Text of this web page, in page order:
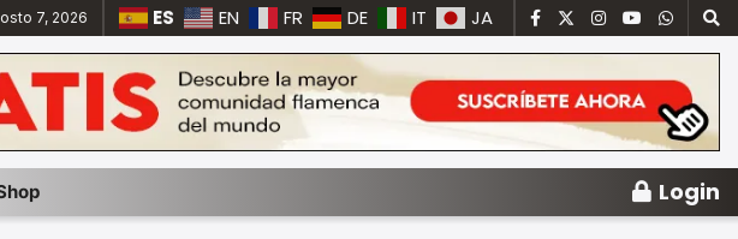
7, 2026 ES EN FR DE IT JA
Login